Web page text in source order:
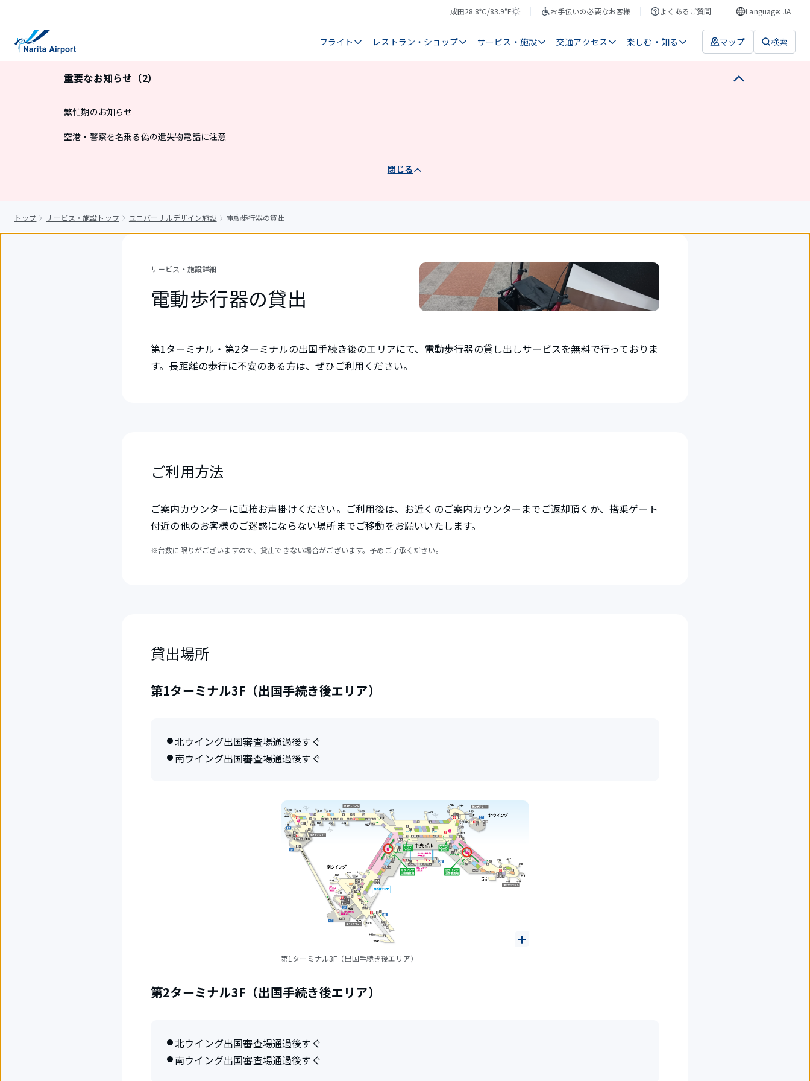
成田
気
28.8℃/83.9°F
天
お手伝いの必要なお客様 よくあるご質問 Language: JA
フライト レストラン・ショップ サービス・施設 交通アクセス 楽しむ・知る マップ 検索
重要なお知らせ（2）
繁忙期のお知らせ
空港・警察を名乗る偽の遺失物電話に注意
閉じる
トップ サービス・施設トップ ユニバーサルデザイン施設 電動歩行器の貸出
サービス・施設詳細
電動歩行器の貸出
第1ターミナル・第2ターミナルの出国手続き後のエリアにて、電動歩行器の貸し出しサービスを無料で行っておりま
す。長距離の歩行に不安のある方は、ぜひご利用ください。
ご利用方法
ご案内カウンターに直接お声掛けください。ご利用後は、お近くのご案内カウンターまでご返却頂くか、搭乗ゲート
付近の他のお客様のご迷惑にならない場所までご移動をお願いいたします。
※台数に限りがございますので、貸出できない場合がございます。予めご了承ください。
貸出場所
第1ターミナル3F（出国手続き後エリア）
北ウイング出国審査場通過後すぐ
南ウイング出国審査場通過後すぐ
第1ターミナル3F（出国手続き後エリア）
第2ターミナル3F（出国手続き後エリア）
北ウイング出国審査場通過後すぐ
南ウイング出国審査場通過後すぐ